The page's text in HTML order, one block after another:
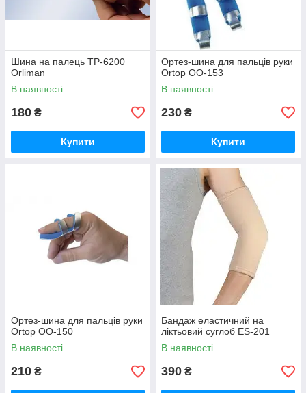
Шина на палець TP-6200
Orliman
В наявності
180 ₴
Купити
Ортез-шина для пальців руки
Ortop OO-153
В наявності
230 ₴
Купити
Ортез-шина для пальців руки
Ortop OO-150
В наявності
210 ₴
Бандаж еластичний на
ліктьовий суглоб ES-201
В наявності
390 ₴